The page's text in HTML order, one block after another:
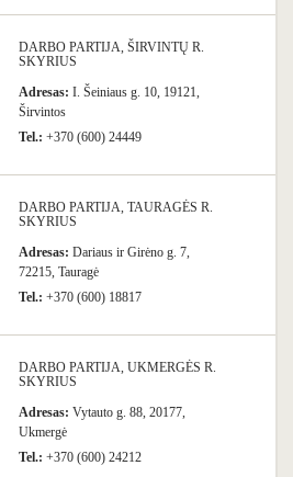
DARBO PARTIJA, ŠIRVINTŲ R.
SKYRIUS
Adresas: I. Šeiniaus g. 10, 19121,
Širvintos
Tel.: +370 (600) 24449
DARBO PARTIJA, TAURAGĖS R.
SKYRIUS
Adresas: Dariaus ir Girėno g. 7,
72215, Tauragė
Tel.: +370 (600) 18817
DARBO PARTIJA, UKMERGĖS R.
SKYRIUS
Adresas: Vytauto g. 88, 20177,
Ukmergė
Tel.: +370 (600) 24212